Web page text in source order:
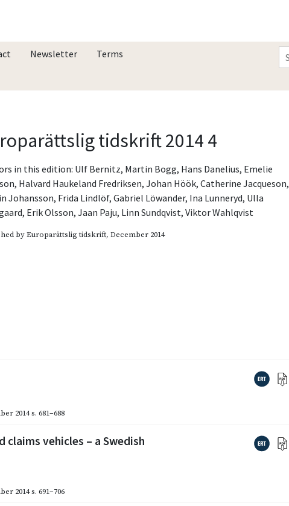
Newsletter Terms
tidskrift 2014 4
in this edition: Ulf Bernitz, Martin Bogg, Hans Danelius, Emelie
, Halvard Haukeland Fredriksen,Johan Höök,Catherine Jacqueson,
Johansson, Frida Lindlöf,Gabriel Löwander, Ina Lunneryd, Ulla
, Erik Olsson,Jaan Paju, Linn Sundqvist,Viktor Wahlqvist
byEuroparättslig tidskrift, December 2014
2014s. 681–688
claims vehicles – a Swedish
2014s. 691–706